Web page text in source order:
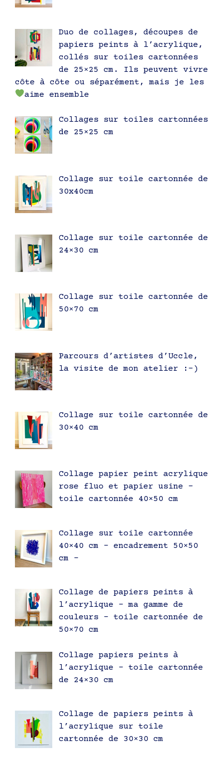
Duo de collages, découpes de
papiers peints à l’acrylique,
collés sur toiles cartonnées
de 25×25 cm. Ils peuvent vivre
côte à côte ou séparément, mais je les
aime ensemble
Collages sur toiles cartonnées
de 25×25 cm
Collage sur toile cartonnée de
30x40cm
Collage sur toile cartonnée de
24×30 cm
Collage sur toile cartonnée de
50×70 cm
Parcours d’artistes d’Uccle,
la visite de mon atelier :-)
Collage sur toile cartonnée de
30×40 cm
Collage papier peint acrylique
rose fluo et papier usine –
toile cartonnée 40×50 cm
Collage sur toile cartonnée
40×40 cm – encadrement 50×50
cm –
Collage de papiers peints à
l’acrylique – ma gamme de
couleurs – toile cartonnée de
50×70 cm
Collage papiers peints à
l’acrylique – toile cartonnée
de 24×30 cm
Collage de papiers peints à
l’acrylique sur toile
cartonnée de 30×30 cm